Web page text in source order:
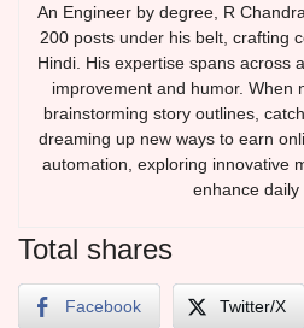
An Engineer by degree, R
200 posts under his belt, crafting
Hindi. His expertise spans across
improvement and humor. When
brainstorming story outlines,
dreaming up new ways to earn
automation, exploring innovative
enhance daily
Total shares
Facebook Twitter/X